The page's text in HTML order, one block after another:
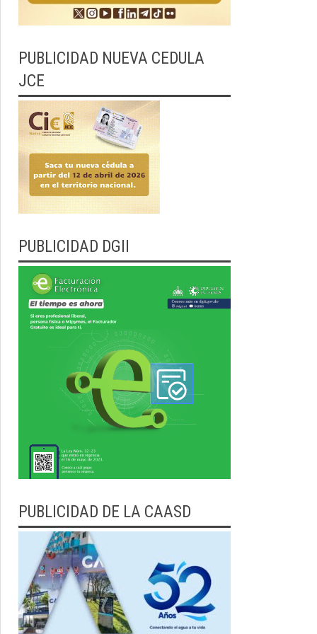
PUBLICIDAD NUEVA CEDULA
JCE
PUBLICIDAD DGII
PUBLICIDAD DE LA CAASD